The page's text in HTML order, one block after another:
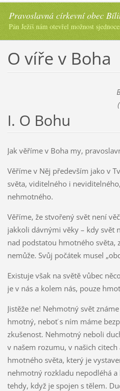
Pravoslavná církevní obec
Pán Ježíš nám otevřel možnost
O víře v Boha
I. O Bohu
Jak věříme v Boha my,
Věříme v Něj především jako v
světa, viditelného i
nehmotného.
Věříme, že stvořený svět není
jakkoli dávnými věky – kdy svět
nad podstatou hmotného světa,
nemůže. Svůj počátek musel
Existuje však na světě vůbec
je v nás a kolem nás, pouze
Jistěže ne! Nehmotný svět
hmotný, neboť s ním máme
zkušenost. Nehmotný neboli
v našem rozumu, v našich
hmotného světa, který je
nehmotný rozkladu nepodléhá
tehdy, když je spojen s tělem.